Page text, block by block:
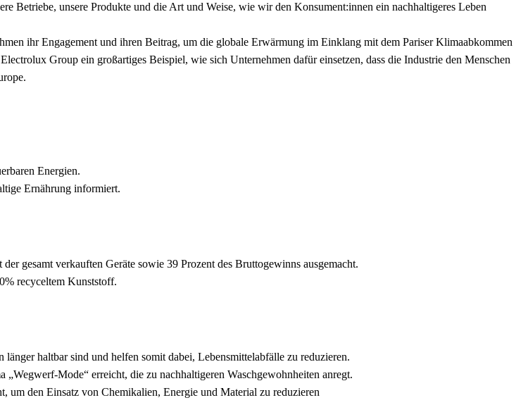
Betriebe, unsere Produkte und die Art und Weise, wie wir den Konsument:innen ein nachhaltigeres Leben
ihr Engagement und ihren Beitrag, um die globale Erwärmung im Einklang mit dem Pariser Klimaabkommen
Group ein großartiges Beispiel, wie sich Unternehmen dafür einsetzen, dass die Industrie den Menschen
Energien.
Ernährung informiert.
gesamt verkauften Geräte sowie 39 Prozent des Bruttogewinns ausgemacht.
recyceltem Kunststoff.
haltbar sind und helfen somit dabei, Lebensmittelabfälle zu reduzieren.
Mode“ erreicht, die zu nachhaltigeren Waschgewohnheiten anregt.
um den Einsatz von Chemikalien, Energie und Material zu reduzieren